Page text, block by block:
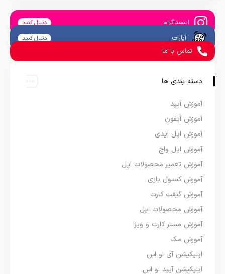
اینستاگرام دنبال کنید
آپارات دنبال کنید
تماس با ما
دسته بندی ها
آموزش آیپد
آموزش آیفون
آموزش اپل آیدی
آموزش اپل واچ
آموزش تعمیر محصولات اپل
آموزش کنسول بازی
آموزش گیفت کارت
آموزش محصولات اپل
آموزش مستر کارت و ویزا
آموزش مک
اپلیکیشن آی او اس
اپلیکیشن آیپد او اس